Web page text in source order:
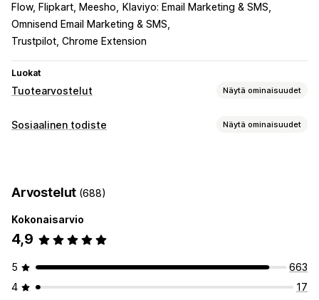
Flow, Flipkart, Meesho
Klaviyo: Email Marketing & SMS
Omnisend Email Marketing & SMS
Trustpilot, Chrome Extension
Luokat
Tuotearvostelut Näytä ominaisuudet
Näyttövaihtoehdot
Kaikki arvostelut -sivu
Arvostelujen kohokohdat
Kysymyksiä ja vastauksia
Sosiaalinen todiste Näytä ominaisuudet
Tuotteen katselukerrat
Analytiikka
Sitoutumisen seuranta
Arvostelut (688)
Kokonaisarvio
4,9
5
663
4
17